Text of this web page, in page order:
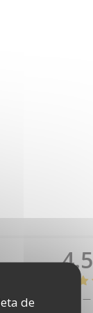
de
4.5
Avaliação média —